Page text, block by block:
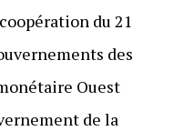
du 21
des
Ouest
de la